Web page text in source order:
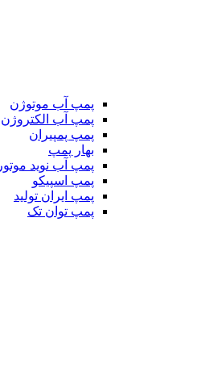
پمپ آب موتوژن
پمپ آب الکتروژن
پمپ پمپیران
بهار پمپ
پمپ آب نوید موتور
پمپ اسپیکو
پمپ ایران تولید
پمپ توان تک